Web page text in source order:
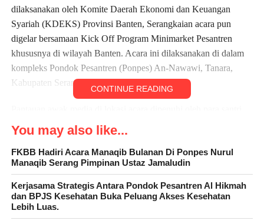
dilaksanakan oleh Komite Daerah Ekonomi dan Keuangan
Syariah (KDEKS) Provinsi Banten, Serangkaian acara pun
digelar bersamaan Kick Off Program Minimarket Pesantren
khususnya di wilayah Banten. Acara ini dilaksanakan di dalam
kompleks Pondok Pesantren (Ponpes) An-Nawawi, Tanara,
Kabupaten Serang, Sabtu (4/5/2024).
dan santriwati dengan tertib dan kondusif, hadir para Kyai, KH.
Ma’ruf Amin ( Wakil Presiden RI ), Pj. Gubernur Banten,
Direktur BSI Pusat, Gus Syauqi Ma’ruf Amin beserta KH. Ibnu
Baliran ( Selaku Pembina Dan Ketum SMARTREN Indonesia )
dan sejumlah Tokoh lainnya.
Penekanan tombol sirine dilakukan Oleh Wakil Presiden KH.
CONTINUE READING
You may also like...
FKBB Hadiri Acara Manaqib Bulanan Di Ponpes Nurul
Manaqib Serang Pimpinan Ustaz Jamaludin
Kerjasama Strategis Antara Pondok Pesantren Al Hikmah
dan BPJS Kesehatan Buka Peluang Akses Kesehatan
Lebih Luas.